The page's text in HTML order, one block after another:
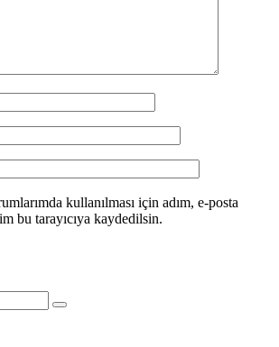
kullanılması için adım, e-posta
bu tarayıcıya kaydedilsin.